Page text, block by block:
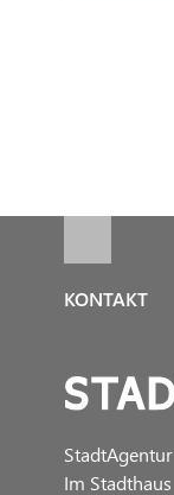
KONTAKT
StadtAgentur
Im Stadthaus